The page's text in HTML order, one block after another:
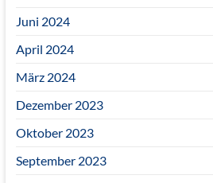
Juni 2024
April 2024
März 2024
Dezember 2023
Oktober 2023
September 2023